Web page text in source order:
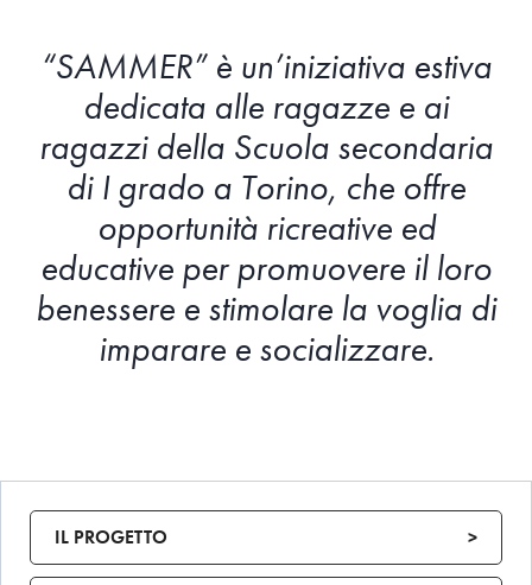
“SAMMER” è un’iniziativa estiva
dedicata alle ragazze e ai
ragazzi della Scuola secondaria
di I grado a Torino, che offre
opportunità ricreative ed
educative per promuovere il loro
benessere e stimolare la voglia di
imparare e socializzare.
IL PROGETTO >